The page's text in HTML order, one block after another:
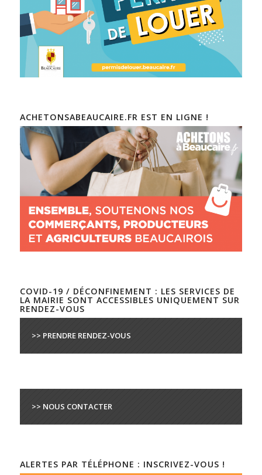
ACHETONSABEAUCAIRE.FR EST EN LIGNE !
COVID-19 / DÉCONFINEMENT : LES SERVICES DE
LA MAIRIE SONT ACCESSIBLES UNIQUEMENT SUR
RENDEZ-VOUS
>> PRENDRE RENDEZ-VOUS
>> NOUS CONTACTER
ALERTES PAR TÉLÉPHONE : INSCRIVEZ-VOUS !